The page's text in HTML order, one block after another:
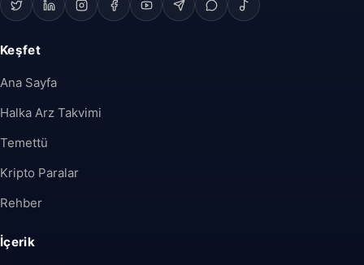
Keşfet
Ana Sayfa
Halka Arz Takvimi
Temettü
Kripto Paralar
Rehber
İçerik